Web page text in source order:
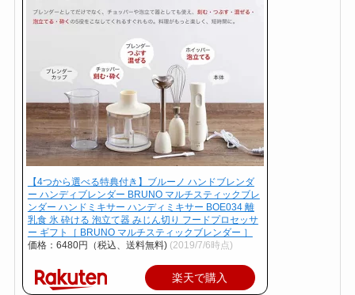
【4つから選べる特典付き】ブルーノ ハンドブレンダ
ー ハンディブレンダー BRUNO マルチスティックブレ
ンダー ハンドミキサー ハンディミキサー BOE034 離
乳食 氷 砕ける 泡立て器 みじん切り フードプロセッサ
ー ギフト［ BRUNO マルチスティックブレンダー ］
価格：6480円（税込、送料無料) (2019/7/6時点)
楽天で購入